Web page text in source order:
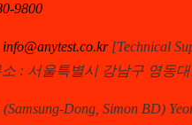
9800
info@anytest.co.kr [Technical
: 서울특별시 강남구 영동
Dong, Simon BD)